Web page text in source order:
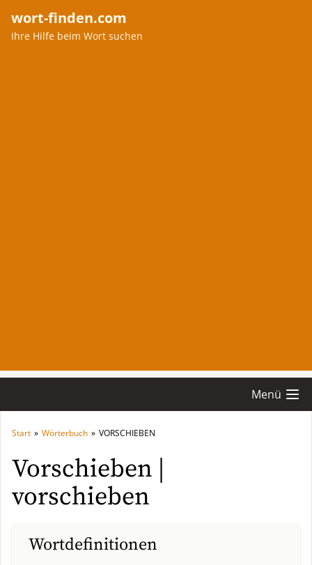
wort-finden.com
Ihre Hilfe beim Wort suchen
Menü
Start » Wörterbuch » VORSCHIEBEN
Vorschieben |
vorschieben
Wortdefinitionen